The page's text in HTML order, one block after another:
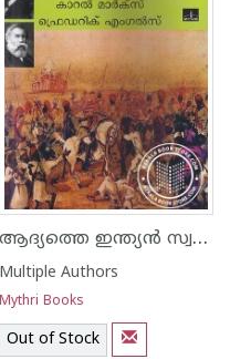
ആദ്യത്തെ ഇന്ത്യന്‍ സ്വതന്ത്ര്യസമരം 1857-1859
Multiple Authors
Mythri Books
Out of Stock